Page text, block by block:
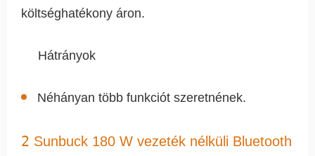
költséghatékony áron.
Hátrányok
Néhányan több funkciót szeretnének.
2 Sunbuck 180 W vezeték nélküli Bluetooth